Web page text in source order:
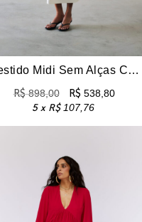
Vestido Midi Sem Alças Cleo – Branco
R$898,00 R$ 538,80
5 x R$107,76